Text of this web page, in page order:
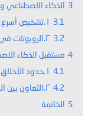
3 الذكاء الاصطناعي
3.1 ١.تشخيص أسرع وعلاج أدق
3.2 ٢.الروبوتات في غرف العمليات
4 مستقبل الذكاء
4.1 ١.حدود الأخلاق والمسؤولية
4.2 ٢.التعاون بين الإنسان والآلة
5 الخاتمة